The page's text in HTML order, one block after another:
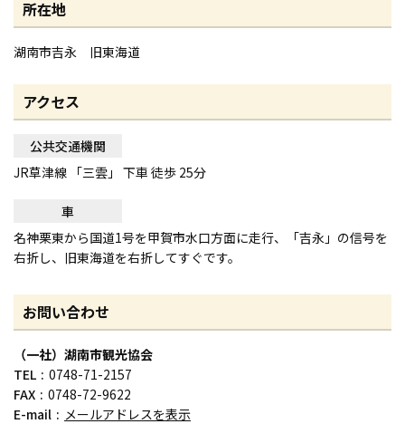
所在地
湖南市吉永 旧東海道
アクセス
公共交通機関
JR草津線 「三雲」 下車 徒歩 25分
車
名神栗東から国道1号を甲賀市水口方面に走行、「吉永」の信号を
右折し、旧東海道を右折してすぐです。
お問い合わせ
（一社）湖南市観光協会
TEL
0748-71-2157
FAX
0748-72-9622
E-mail
メールアドレスを表示